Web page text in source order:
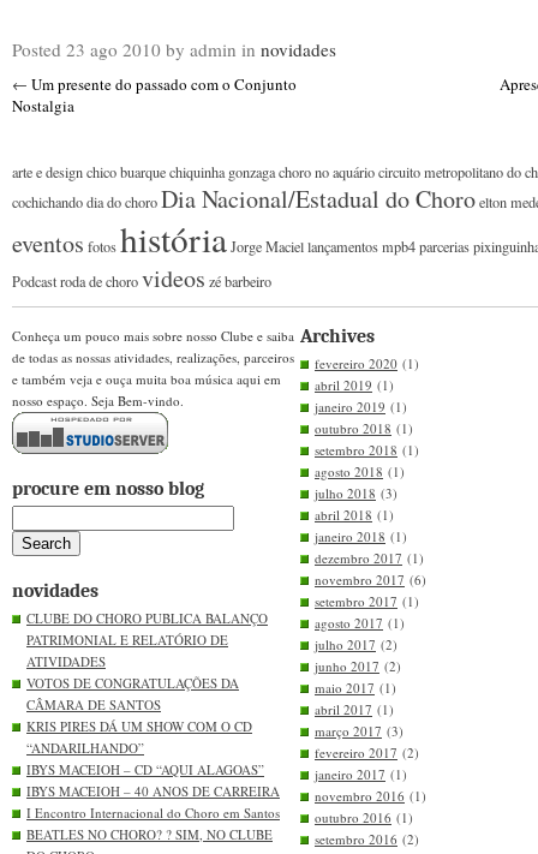
Posted 23 ago 2010 by admin in novidades
← Um presente do passado com o Conjunto
Nostalgia
arte e designchico buarquechiquinha gonzagachoro no aquáriocircuito metropolitano do
cochichandodia do choroDia Nacional/Estadual do Choroelton
eventos fotoshistóriaJorge Maciellançamentosmpb4parcerias
Podcastroda de chorovideos zé barbeiro
Conheça um pouco mais sobre nosso Clube e saiba
de todas as nossas atividades, realizações, parceiros
e também veja e ouça muita boa música aqui em
nosso espaço. Seja Bem-vindo.
procure em nosso blog
novidades
CLUBE DO CHORO PUBLICA BALANÇO
PATRIMONIAL E RELATÓRIO DE
ATIVIDADES
VOTOS DE CONGRATULAÇÕES DA
CÂMARA DE SANTOS
KRIS PIRES DÁ UM SHOW COM O CD
“ANDARILHANDO”
IBYS MACEIOH – CD “AQUI ALAGOAS”
IBYS MACEIOH – 40 ANOS DE CARREIRA
I Encontro Internacional do Choro em Santos
BEATLES NO CHORO? ? SIM, NO CLUBE
Archives
fevereiro 2020 (1)
abril 2019 (1)
janeiro 2019 (1)
outubro 2018 (1)
setembro 2018 (1)
agosto 2018 (1)
julho 2018 (3)
abril 2018 (1)
janeiro 2018 (1)
dezembro 2017 (1)
novembro 2017 (6)
setembro 2017 (1)
agosto 2017 (1)
julho 2017 (2)
junho 2017 (2)
maio 2017 (1)
abril 2017 (1)
março 2017 (3)
fevereiro 2017 (2)
janeiro 2017 (1)
novembro 2016 (1)
outubro 2016 (1)
setembro 2016 (2)